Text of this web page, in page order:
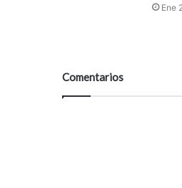
Ene
Comentarios